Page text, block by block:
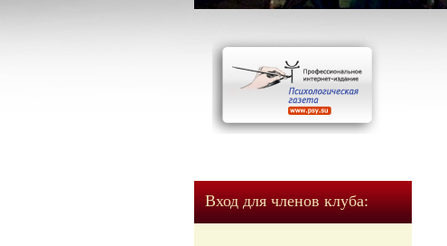
Вход для членов клуба: